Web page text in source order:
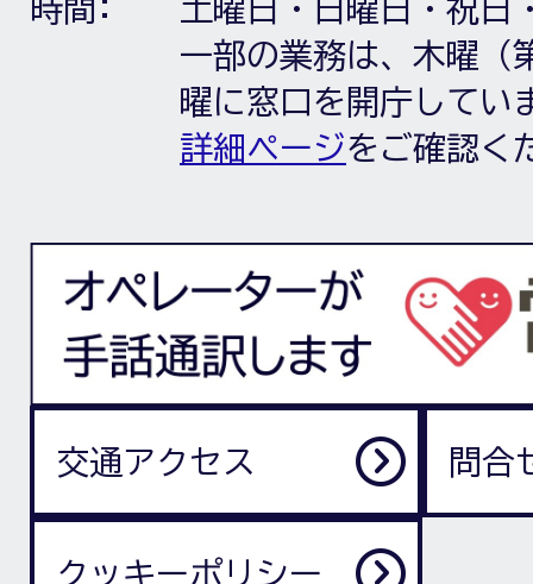
時間:
土曜日・日曜日・祝日
一部の業務は、木曜（
曜に窓口を開庁してい
詳細ページをご確認く
交通アクセス 問合
クッキーポリシー